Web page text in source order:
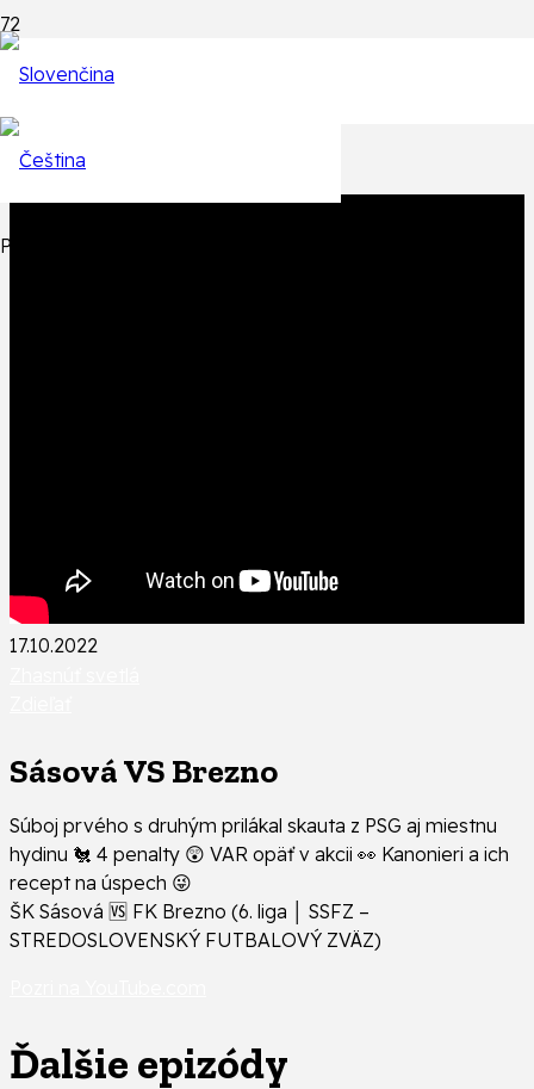
Produkt
Epizódy
Späť na zoznam epizód
17.10.2022
Sásová VS Brezno
Súboj prvého s druhým prilákal skauta z PSG aj miestnu
hydinu 🐔 4 penalty 😲 VAR opäť v akcii 👀 Kanonieri a ich
recept na úspech 😜
ŠK Sásová 🆚 FK Brezno (6. liga │ SSFZ –
STREDOSLOVENSKÝ FUTBALOVÝ ZVÄZ)
Ďalšie epizódy